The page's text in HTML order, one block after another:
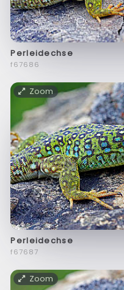
Perleidechse
f67686
Zoom
Perleidechse
f67687
Zoom